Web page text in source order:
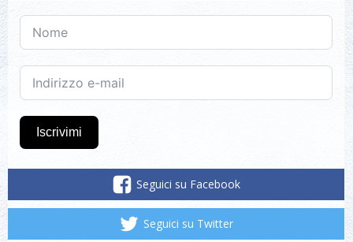
Iscrivimi
Seguici su Facebook
Seguici su Twitter